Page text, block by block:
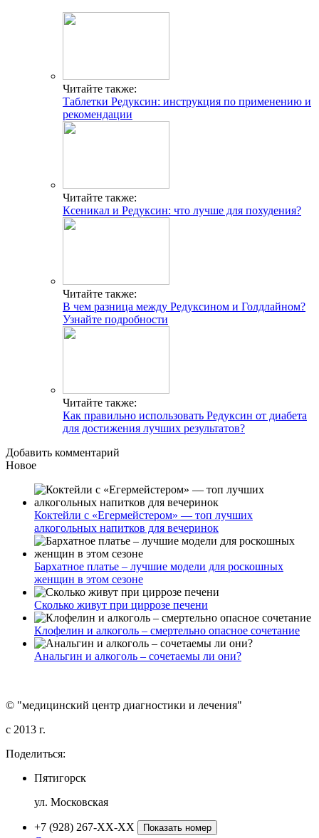
Читайте также:
Таблетки Редуксин: инструкция по применению и
рекомендации
Читайте также:
Ксеникал и Редуксин: что лучше для похудения?
Читайте также:
В чем разница между Редуксином и Голдлайном?
Узнайте подробности
Читайте также:
Как правильно использовать Редуксин от диабета
для достижения лучших результатов?
Добавить комментарий
Новое
Коктейли с «Егермейстером» — топ лучших
алкогольных напитков для вечеринок
Бархатное платье – лучшие модели для роскошных
женщин в этом сезоне
Сколько живут при циррозе печени
Клофелин и алкоголь – смертельно опасное сочетание
Анальгин и алкоголь – сочетаемы ли они?
© "медицинский центр диагностики и лечения"
c 2013 г.
Поделиться:
Пятигорск
ул. Московская
+7 (928) 267-XX-XX Показать номер